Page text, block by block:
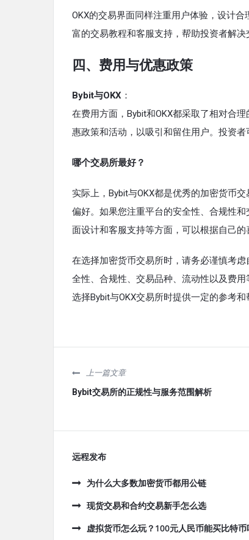
OKX的交易界面同样注重用户体验，设计
富的交易教程和客服支持，帮助投资者解决
四、费用与优惠政策
Bybit与OKX ：
在费用方面，Bybit和OKX都采取了相对合
惠政策和活动，以吸引和留住用户。投资
哪个交易所最好？
实际上，Bybit与OKX都是优秀的加密货币
偏好。如果您注重平台的安全性、合规性
面设计和客服支持等方面，可以根据自己的
在选择加密货币交易所时，请务必谨慎考
全性、合规性、交易品种、流动性以及费
选择Bybit与OKX交易所时提供一定的参考和
上一篇文章
Bybit交易所的正规性与服务范围解析
远程发布
为什么大多数加密货币都用公链
现货交易和合约交易新手怎么选
虚拟货币怎么玩？100元人民币能买比特